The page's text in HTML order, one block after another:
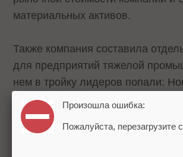
материальных активов.
Также компания составила
для предприятий тяжелой
нем в тройку лидеров попали:
Норильский никель и Полюс.
Напомним, ранеевышелрейтинг
Произошла ошибка:
Пожалуйста, перезагрузите